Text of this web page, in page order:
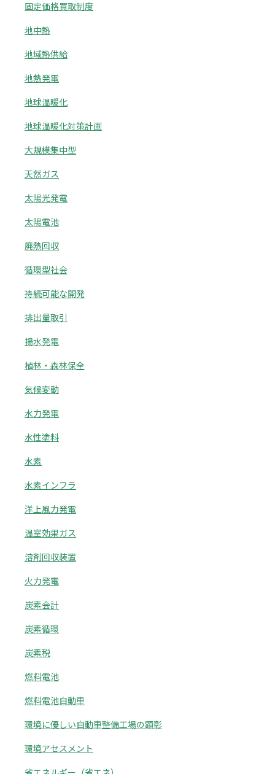
固定価格買取制度
地中熱
地域熱供給
地熱発電
地球温暖化
地球温暖化対策計画
大規模集中型
天然ガス
太陽光発電
太陽電池
廃熱回収
循環型社会
持続可能な開発
排出量取引
揚水発電
植林・森林保全
気候変動
水力発電
水性塗料
水素
水素インフラ
洋上風力発電
温室効果ガス
溶剤回収装置
火力発電
炭素会計
炭素循環
炭素税
燃料電池
燃料電池自動車
環境に優しい自動車整備工場の顕彰
環境アセスメント